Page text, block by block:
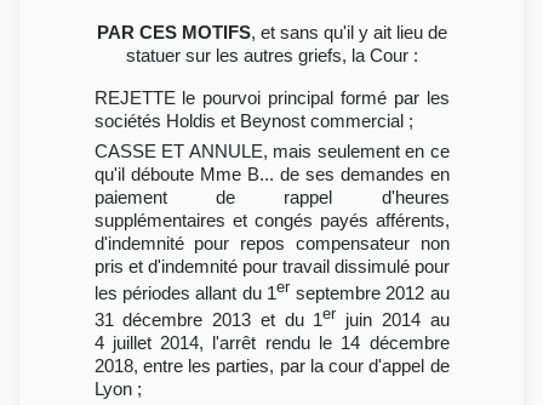
PAR CES MOTIFS, et sans qu'il y ait lieu de
statuer sur les autres griefs, la Cour :
REJETTE le pourvoi principal formé par les
sociétés Holdis et Beynost commercial ;
CASSE ET ANNULE, mais seulement en ce
qu'il déboute Mme B... de ses demandes en
paiement de rappel d'heures
supplémentaires et congés payés afférents,
d'indemnité pour repos compensateur non
pris et d'indemnité pour travail dissimulé pour
les périodes allant du 1er septembre 2012 au
31 décembre 2013 et du 1er
juin 2014 au
4 juillet 2014, l'arrêt rendu le 14 décembre
2018, entre les parties, par la cour d'appel de
Lyon ;